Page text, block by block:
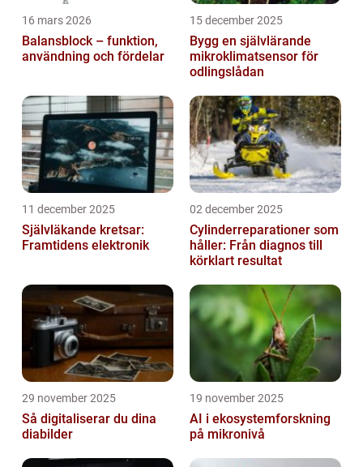
16 mars 2026
Balansblock – funktion,
användning och fördelar
15 december 2025
Bygg en självlärande
mikroklimatsensor för
odlingslådan
11 december 2025
Självläkande kretsar:
Framtidens elektronik
02 december 2025
Cylinderreparationer som
håller: Från diagnos till
körklart resultat
29 november 2025
Så digitaliserar du dina
diabilder
19 november 2025
AI i ekosystemforskning
på mikronivå